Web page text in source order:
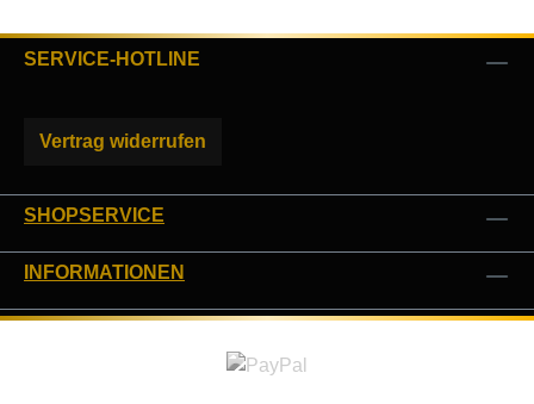
SERVICE-HOTLINE
Vertrag widerrufen
SHOPSERVICE
INFORMATIONEN